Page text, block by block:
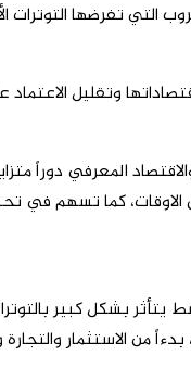
التي تفرضها
وتقليل
المعرفي دوراً
كما تسهم في
من الاستثمار